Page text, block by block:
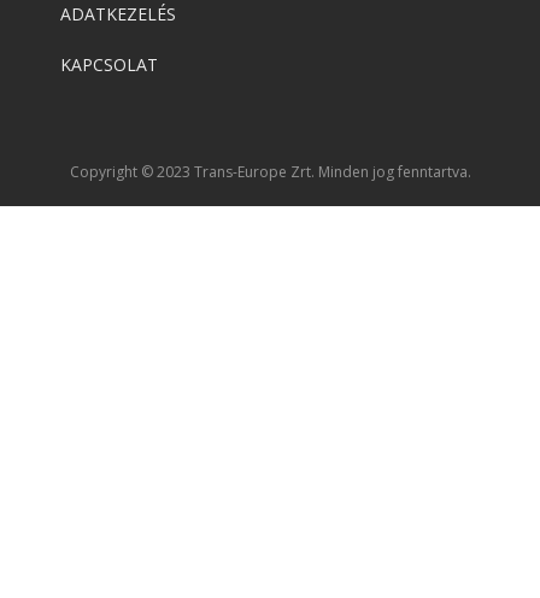
ADATKEZELÉS
KAPCSOLAT
Copyright © 2023 Trans-Europe Zrt. Minden jog fenntartva.